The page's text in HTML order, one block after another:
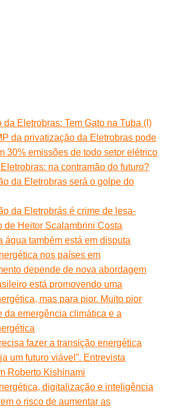
da Eletrobras: Tem Gato na Tuba (I)
da privatização da Eletrobras pode
30% emissões de todo setor elétrico
na contramão do futuro?
da Eletrobras será o golpe do
da Eletrobrás é crime de lesa-
de Heitor Scalambrini Costa
água também está em disputa
nos países em
depende de nova abordagem
está promovendo uma
mas para pior. Muito pior
da emergência climática e a
fazer a transição energética
um futuro viável”. Entrevista
Roberto Kishinami
digitalização e inteligência
o risco de aumentar as